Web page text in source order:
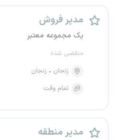
مدیر فروش
یک مجموعه معتبر
منقضی شده
زنجان
زنجان
تمام وقت
مدیر منطقه